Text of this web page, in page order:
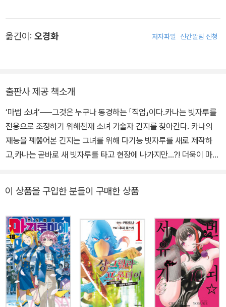
옮긴이: 오경화 저자파일 신간알림 신청
출판사 제공 책소개
‘마법 소녀’──그것은 누구나 동경하는 「직업」이다.카나는 빗자루를
전용으로 조정하기 위해천재 소녀 기술자 긴지를 찾아간다. 카나의
재능을 꿰뚫어본 긴지는 그녀를 위해 다기능 빗자루를 새로 제작하
고,카나는 곧바로 새 빗자루를 타고 현장에 나가지만…?! 더욱이 마지
이 상품을 구입한 분들이 구매한 상품